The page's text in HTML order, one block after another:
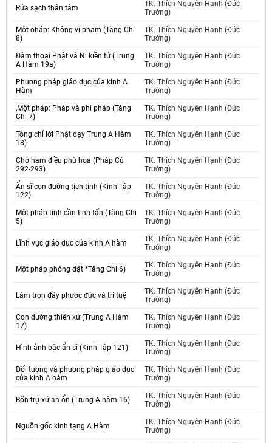
Rửa sạch thân tâm
TK. Thích Nguyên Hạnh (Đức
Trường)
Một oháp: Không vi phạm (Tăng Chi
8)
TK. Thích Nguyên Hạnh (Đức
Trường)
Đàm thoại Phật và Ni kiền tử (Trung
A Hàm 19a)
TK. Thích Nguyên Hạnh (Đức
Trường)
Phương pháp giáo dục của kinh A
Hàm
TK. Thích Nguyên Hạnh (Đức
Trường)
,Một pháp: Pháp và phi pháp (Tăng
Chi 7)
TK. Thích Nguyên Hạnh (Đức
Trường)
Tông chỉ lời Phật dạy Trung A Hàm
18)
TK. Thích Nguyên Hạnh (Đức
Trường)
Chớ ham điều phù hoa (Pháp Cú
292-293)
TK. Thích Nguyên Hạnh (Đức
Trường)
Ẩn sĩ con đường tịch tịnh (Kinh Tập
122)
TK. Thích Nguyên Hạnh (Đức
Trường)
Một pháp tinh cần tinh tấn (Tăng Chi
5)
TK. Thích Nguyên Hạnh (Đức
Trường)
Lĩnh vực giáo dục của kinh A hàm
TK. Thích Nguyên Hạnh (Đức
Trường)
Một pháp phóng dật *Tăng Chi 6)
TK. Thích Nguyên Hạnh (Đức
Trường)
Làm trọn đầy phước đức và trí tuệ
TK. Thích Nguyên Hạnh (Đức
Trường)
Con đường thiên xứ (Trung A Hàm
17)
TK. Thích Nguyên Hạnh (Đức
Trường)
Hình ảnh bậc ẩn sĩ (Kinh Tập 121)
TK. Thích Nguyên Hạnh (Đức
Trường)
Đối tượng và phương pháp giáo dục
của kinh A hàm
TK. Thích Nguyên Hạnh (Đức
Trường)
Bốn trụ xứ an ổn (Trung A hàm 16)
TK. Thích Nguyên Hạnh (Đức
Trường)
Nguồn gốc kinh tạng A Hàm
TK. Thích Nguyên Hạnh (Đức
Trường)